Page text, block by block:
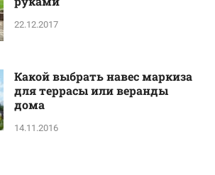
22.12.2017
Какой выбрать навес маркиза
для террасы или веранды
дома
14.11.2016